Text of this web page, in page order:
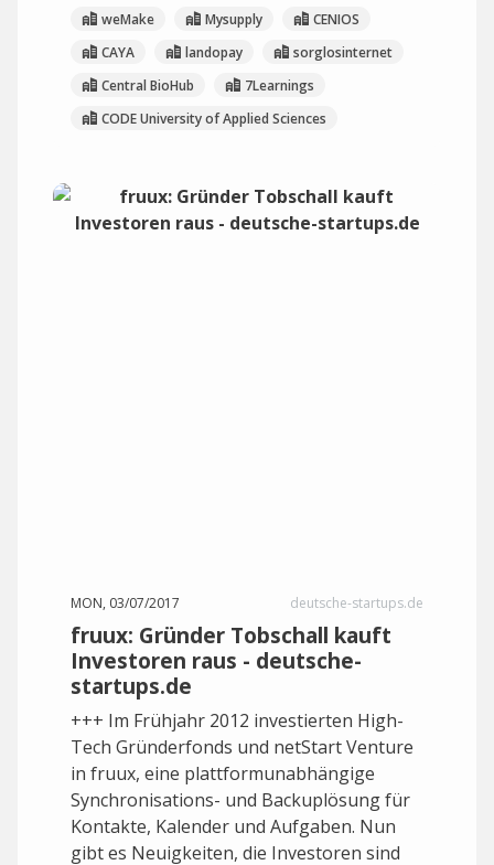
weMake Mysupply
CENIOS
CAYA
landopay
sorglosinternet
Central BioHub
7Learnings
CODE University of Applied Sciences
MON, 03/07/2017 deutsche-startups.de
fruux: Gründer Tobschall kauft
Investoren raus - deutsche-
startups.de
+++ Im Frühjahr 2012 investierten High-
Tech Gründerfonds und netStart Venture
in fruux, eine plattformunabhängige
Synchronisations- und Backuplösung für
Kontakte, Kalender und Aufgaben. Nun
gibt es Neuigkeiten, die Investoren sind